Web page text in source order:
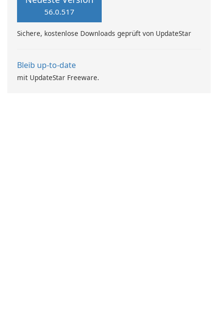
56.0.517
Sichere, kostenlose Downloads geprüft von UpdateStar
Bleib up-to-date
mit UpdateStar Freeware.